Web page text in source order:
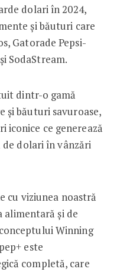
dolari în 2024,
și băuturi care
Gatorade Pepsi-
SodaStream.
dintr-o gamă
și băuturi savuroase,
iconice ce generează
dolari în vânzări
cu viziunea noastră
alimentară și de
Winning
este
completă, care